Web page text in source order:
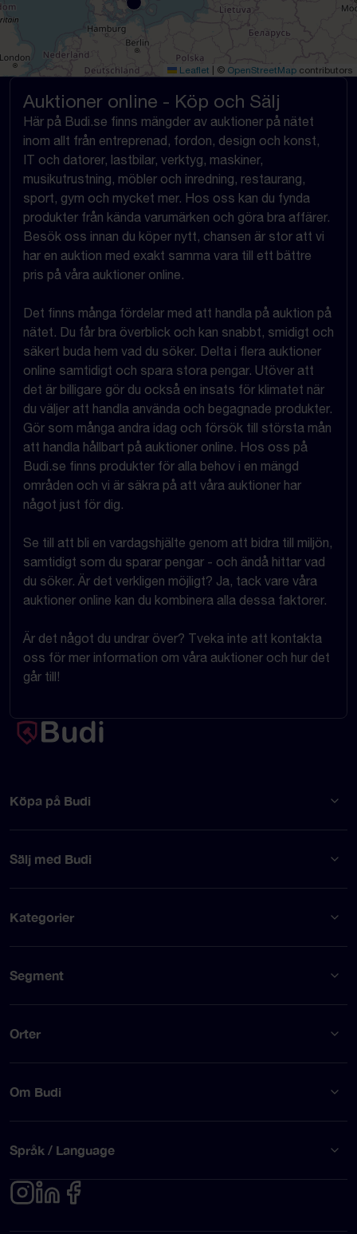
Leaflet © OpenStreetMap contributors
Auktioner online - Köp och Sälj
Här på Budi.se finns mängder av auktioner på nätet
inom allt från entreprenad, fordon, design och konst,
IT och datorer, lastbilar, verktyg, maskiner,
musikutrustning, möbler och inredning, restaurang,
sport, gym och mycket mer. Hos oss kan du fynda
produkter från kända varumärken och göra bra affärer.
Besök oss innan du köper nytt, chansen är stor att vi
har en auktion med exakt samma vara till ett bättre
pris på våra auktioner online.
Det finns många fördelar med att handla på auktion på
nätet. Du får bra överblick och kan snabbt, smidigt och
säkert buda hem vad du söker. Delta i flera auktioner
online samtidigt och spara stora pengar. Utöver att
det är billigare gör du också en insats för klimatet när
du väljer att handla använda och begagnade produkter.
Gör som många andra idag och försök till största mån
att handla hållbart på auktioner online. Hos oss på
Budi.se finns produkter för alla behov i en mängd
områden och vi är säkra på att våra auktioner har
något just för dig.
Se till att bli en vardagshjälte genom att bidra till miljön,
samtidigt som du sparar pengar - och ändå hittar vad
du söker. Är det verkligen möjligt? Ja, tack vare våra
auktioner online kan du kombinera alla dessa faktorer.
Är det något du undrar över? Tveka inte att kontakta
oss för mer information om våra auktioner och hur det
går till!
Köpa på Budi
Sälj med Budi
Kategorier
Segment
Orter
Om Budi
Språk / Language